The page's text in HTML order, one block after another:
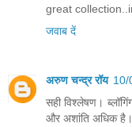
great
जवाब दें
अरुण चन्द्र रॉय 10/
सही विश्लेषण।
और अशांति अधिक है।